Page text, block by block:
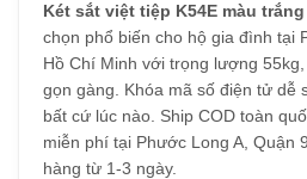
Két sắt việt tiệp K54E màu
chọn phổ biến cho hộ gia đình tại
Hồ Chí Minh với trọng lượng
gọn gàng. Khóa mã số điện tử dễ
bất cứ lúc nào. Ship COD toàn
miễn phí tại Phước Long A, Quận
hàng từ 1-3 ngày.